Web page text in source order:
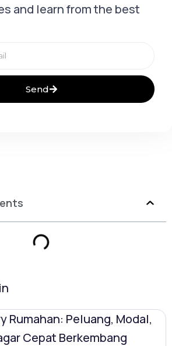
and learn from the best
Send
Rumahan: Peluang, Modal,
Cepat Berkembang